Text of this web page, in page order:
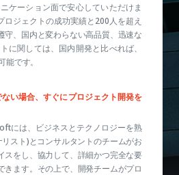
ケーション面で安心していただけま
ジェクトの成功実績と200人を超え
守、国内と変わらない高品質、迅速な
に関しては、国内開発と比べれば、
です。
い場合、すぐにプロジェクト開発を
には、ビジネスとテクノロジーを熟
スト)とコンサルタントのチームがお
スをし、協力して、詳細かつ完全な要
きます。その上で、開発チームがプロ